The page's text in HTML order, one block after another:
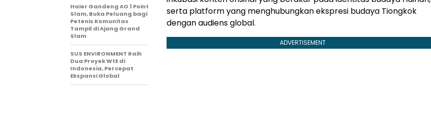
serta platform yang menghubungkan ekspresi budaya Tiongkok
dengan audiens global.
ADVERTISEMENT
Haier Gandeng AO 1 Point
Slam, Buka Peluang bagi
Petenis Komunitas
Tampil di Ajang Grand
Slam
SUS ENVIRONMENT Raih
Dua Proyek WtE di
Indonesia, Percepat
Ekspansi Global